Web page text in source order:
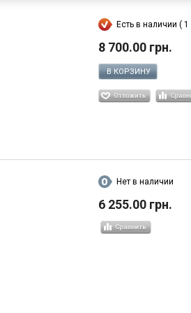
Есть в наличии ( 1
8 700.00 грн.
В КОРЗИНУ
Нет в наличии
6 255.00 грн.